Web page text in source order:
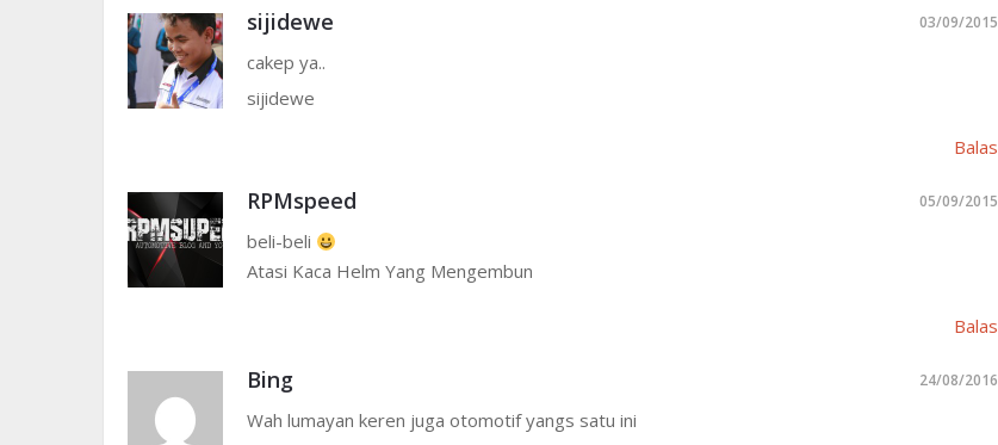
sijidewe 03/09/2015
cakep ya..
sijidewe
Balas
RPMspeed 05/09/2015
beli-beli
Atasi Kaca Helm Yang Mengembun
Balas
Bing 24/08/2016
Wah lumayan keren juga otomotif yangs satu ini